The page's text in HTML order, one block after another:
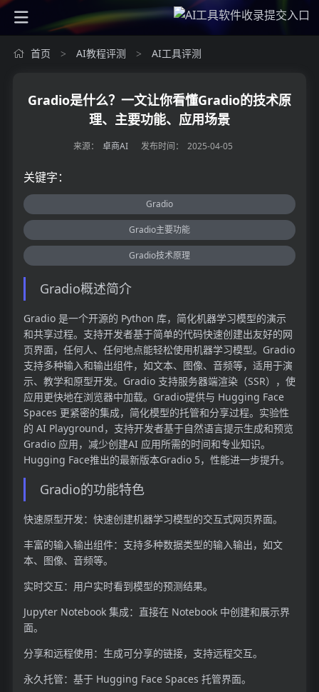
首页 > AI教程评测 > AI工具评测
Gradio是什么？一文让你看懂Gradio的技术原
理、主要功能、应用场景
来源： 卓商AI 发布时间： 2025-04-05
关键字：
Gradio
Gradio主要功能
Gradio技术原理
Gradio概述简介
Gradio 是一个开源的 Python 库，简化机器学习模型的演示
和共享过程。支持开发者基于简单的代码快速创建出友好的网
页界面，任何人、任何地点能轻松使用机器学习模型。Gradio
支持多种输入和输出组件，如文本、图像、音频等，适用于演
示、教学和原型开发。Gradio 支持服务器端渲染（SSR），使
应用更快地在浏览器中加载。Gradio提供与 Hugging Face
Spaces 更紧密的集成，简化模型的托管和分享过程。实验性
的 AI Playground，支持开发者基于自然语言提示生成和预览
Gradio 应用，减少创建AI 应用所需的时间和专业知识。
Hugging Face推出的最新版本Gradio 5，性能进一步提升。
Gradio的功能特色
快速原型开发：快速创建机器学习模型的交互式网页界面。
丰富的输入输出组件：支持多种数据类型的输入输出，如文
本、图像、音频等。
实时交互：用户实时看到模型的预测结果。
Jupyter Notebook 集成：直接在 Notebook 中创建和展示界
面。
分享和远程使用：生成可分享的链接，支持远程交互。
永久托管：基于 Hugging Face Spaces 托管界面。